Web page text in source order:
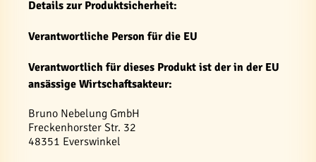
Details zur Produktsicherheit:
Verantwortliche Person für die EU
Verantwortlich für dieses Produkt ist der in der EU
ansässige Wirtschaftsakteur:
Bruno Nebelung GmbH
Freckenhorster Str. 32
48351 Everswinkel